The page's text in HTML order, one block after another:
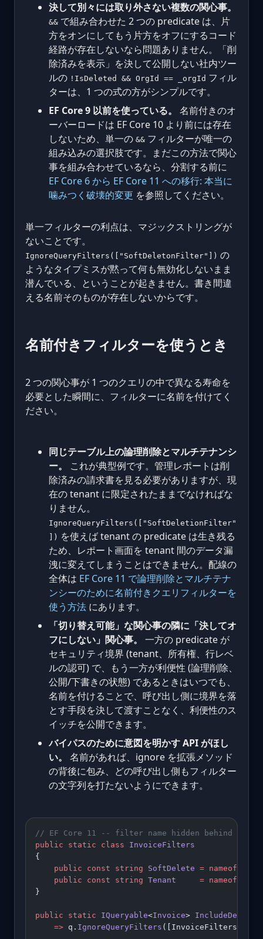
決して別々には取り外さない複数の関心事。
&& で組み合わせた 2 つの predicate は、片
方をオンにしてもう片方をオフにするコード
経路が存在しないなら問題ありません。「削
除済みを表示」を決して公開しない社内ツー
ルの !IsDeleted && OrgId == _orgId フィル
ターは、1 つの式の方がシンプルです。
EF Core 9 以前を使っている。
名前付きのオ
ーバーロードは EF Core 10 より前には存在
しないため、単一の && フィルターが唯一の
組み込みの選択肢です。まだこの方法で関心
事を組み合わせているなら、分割する前に
EF Core 6 から EF Core 11 への移行: 本当に
噛みつく破壊的変更 を参照してください。
単一フィルターの利点は、マジックストリングが
ないことです。
IgnoreQueryFilters(["SoftDeletonFilter"]) の
ようなタイプミスが黙って何も無効化しないまま
潜んでいる、ということが起きません。書き間違
える名前そのものが存在しないからです。
名前付きフィルターを使うとき
2 つの関心事が 1 つのクエリの中で異なる寿命を
必要とした瞬間に、フィルターに名前を付けてく
ださい。
同じテーブル上の論理削除とマルチテナンシ
ー。
これが典型例です。管理レポートは削
除済みの請求書を見る必要がありますが、現
在の tenant に限定されたままでなければな
りません。
IgnoreQueryFilters(["SoftDeletionFilter"
]) を使えば tenant の predicate は生き残る
ため、レポート画面を tenant 間のデータ漏
洩に変えてしまうことはできません。配線の
全体は EF Core 11 で論理削除とマルチテナ
ンシーのために名前付きクエリフィルターを
使う方法 にあります。
「切り替え可能」な関心事の隣に「決してオ
フにしない」関心事。
一方の predicate が
セキュリティ境界 (tenant、所有権、行レベ
ルの認可) で、もう一方が利便性 (論理削除、
公開/下書きの状態) であるときはいつでも、
名前を付けることで、呼び出し側に境界を落
とす手段を決して渡すことなく、利便性のス
イッチを公開できます。
バイパスのために意図を明かす API がほし
い。
名前があれば、ignore を拡張メソッド
の背後に包み、どの呼び出し側もフィルター
の文字列を打たないようにできます。
// EF Core 11 -- filter name hidden behind a
public static class InvoiceFilters
{
    public
const string SoftDelete = nameof
    public
const string Tenant
     =
nameof
}
public static IQueryable<Invoice> IncludeDeleted
    =>
q. IgnoreQueryFilters